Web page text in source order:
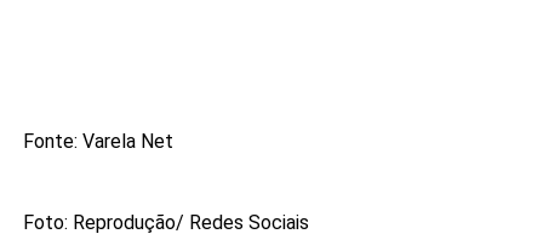
Fonte: Varela Net
Foto: Reprodução/ Redes Sociais